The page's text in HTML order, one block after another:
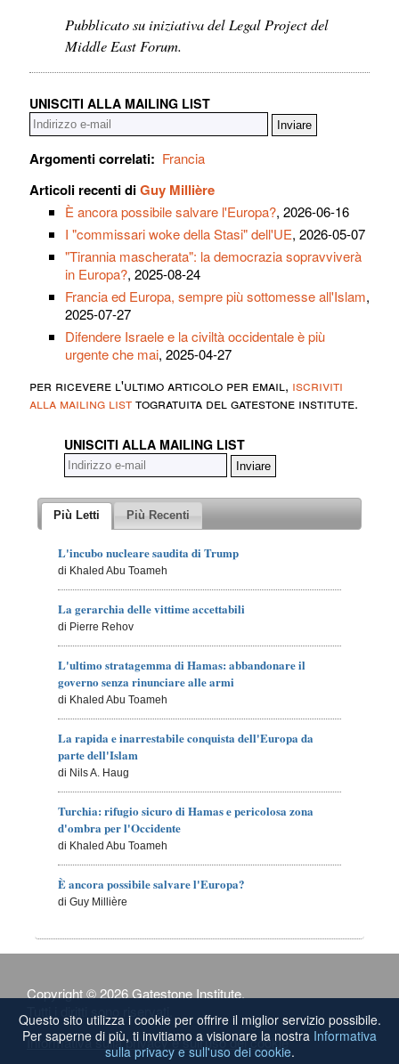
Pubblicato su iniziativa del Legal Project del
Middle East Forum.
UNISCITI ALLA MAILING LIST
Argomenti correlati: Francia
Articoli recenti diGuy Millière
È ancora possibile salvare l'Europa?, 2026-06-16
I "commissari woke della Stasi" dell'UE, 2026-05-07
"Tirannia mascherata": la democrazia sopravviverà
in Europa?, 2025-08-24
Francia ed Europa, sempre più sottomesse all'Islam,
2025-07-27
Difendere Israele e la civiltà occidentale è più
urgente che mai, 2025-04-27
per ricevere l'ultimo articolo per email, iscriviti
alla mailing listtogratuita del gatestone institute.
UNISCITI ALLA MAILING LIST
Più Letti Più Recenti
L'incubo nucleare saudita di Trump
di Khaled Abu Toameh
La gerarchia delle vittime accettabili
di Pierre Rehov
L'ultimo stratagemma di Hamas: abbandonare il
governo senza rinunciare alle armi
di Khaled Abu Toameh
La rapida e inarrestabile conquista dell'Europa da
parte dell'Islam
di Nils A. Haug
Turchia: rifugio sicuro di Hamas e pericolosa zona
d'ombra per l'Occidente
di Khaled Abu Toameh
È ancora possibile salvare l'Europa?
di Guy Millière
Copyright © 2026 Gatestone Institute.
Tutti i diritti sono riservati.
Informativa sulla privacy e sull'uso dei cookie
Questo sito utilizza i cookie per offrire il miglior servizio possibile.
Per saperne di più, ti invitiamo a visionare la nostra Informativa
sulla privacy e sull'uso dei cookie.